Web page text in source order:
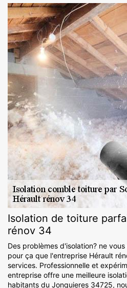
Isolation de toiture
rénov 34
Des problèmes d'isolation? ne
pour ça que l'entreprise Hérault
services. Professionnelle et
entreprise offre une meilleure
habitants du Jonquieres 34725,